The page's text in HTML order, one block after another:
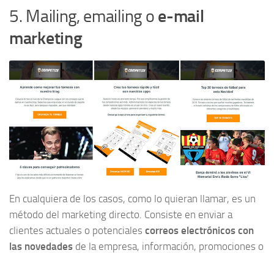
5. Mailing, emailing o e-mail
marketing
En cualquiera de los casos, como lo quieran llamar, es un
método del marketing directo. Consiste en enviar a
clientes actuales o potenciales correos electrónicos con
las novedades de la empresa, información, promociones o